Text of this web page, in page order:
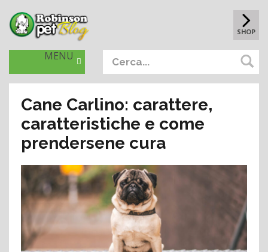
SHOP
MENU
Cane Carlino: carattere,
caratteristiche e come
prendersene cura